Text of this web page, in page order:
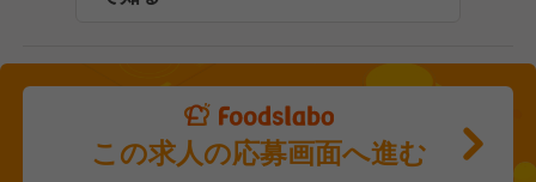
この求人の応募画面へ進む